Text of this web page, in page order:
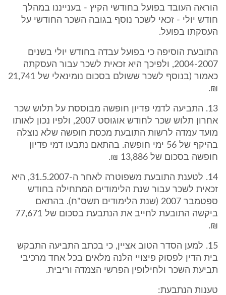
הוראה העובד בפועל בחודשי הקיץ - בענייננו במהלך
חודש יולי - זכאי לשכר נוסף בגובה השכר החודשי על
העסקתו בפועל.
התובעת הוסיפה כי בפועל עבדה בחודש יולי בשנים
2004-2007, ולפיכך היא זכאית לשכר עבור העסקתה
כאמור (בנוסף לשכר ששולם בסכום נומינאלי של 21,741
₪.
13. התביעה לדמי פדיון חופשה מבוססת על תלוש שכר
אחרון תלוש שכר לחודש אוגוסט 2007, ולפיו נכון לאותו
מועד עמדה לרשות התובעת מכסת חופשה שלא נוצלה
בהיקף של 56 ימי חופשה. בהתאם נתבעו דמי פדיון
חופשה בסכום של 13,886 ₪.
14. לטענת התובעת משפוטרה לאחר ה-31.5.2007, היא
זכאית לשכר עבור שנת הלימודים המתחילה בחודש
ספטמבר 2007 (שנת הלימודים תשס"ח). בהתאם
ביקשה התובעת לחייב את הנתבעת בסכום של 77,671
₪.
15. למען הסדר הטוב אציין, כי בכתב התביעה התבקש
בית הדין לפסוק פיצויי הלנה מלאים בכל אחד מרכיבי
תביעת השכר ולחילופין הפרשי הצמדה וריבית.
טענות הנתבעת: